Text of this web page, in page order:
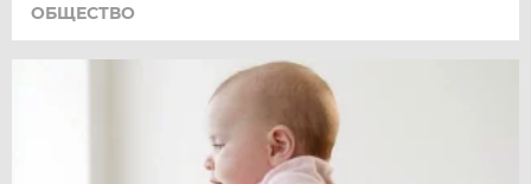
ОБЩЕСТВО